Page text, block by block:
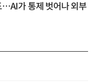
…AI가 통제 벗어나 외부